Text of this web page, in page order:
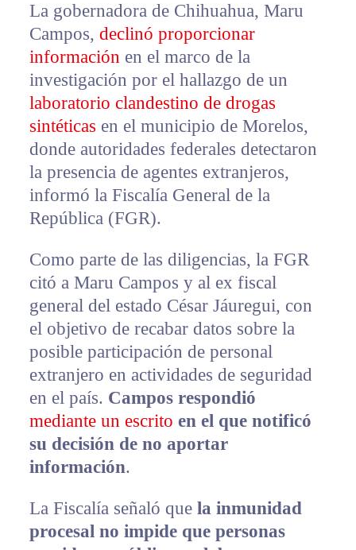
La gobernadora de Chihuahua, Maru
Campos, declinó proporcionar
información en el marco de la
investigación por el hallazgo de un
laboratorio clandestino de drogas
sintéticas en el municipio de Morelos,
donde autoridades federales detectaron
la presencia de agentes extranjeros,
informó la Fiscalía General de la
República (FGR).
Como parte de las diligencias, la FGR
citó a Maru Campos y al ex fiscal
general del estado César Jáuregui, con
el objetivo de recabar datos sobre la
posible participación de personal
extranjero en actividades de seguridad
en el país. Campos respondió
mediante un escrito en el que notificó
su decisión de no aportar
información.
La Fiscalía señaló que la inmunidad
procesal no impide que personas